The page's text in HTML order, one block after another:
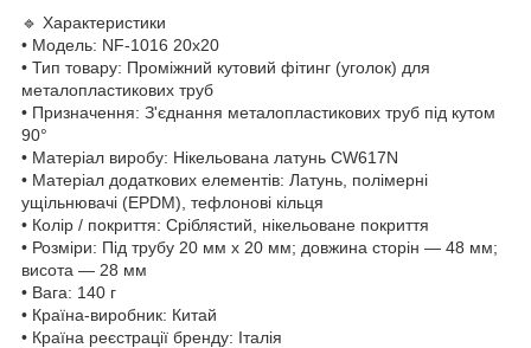
🔹 Характеристики
• Модель: NF-1016 20х20
• Тип товару: Проміжний кутовий фітинг (уголок) для
металопластикових труб
• Призначення: З'єднання металопластикових труб під кутом
90°
• Матеріал виробу: Нікельована латунь CW617N
• Матеріал додаткових елементів: Латунь, полімерні
ущільнювачі (EPDM), тефлонові кільця
• Колір / покриття: Сріблястий, нікельоване покриття
• Розміри: Під трубу 20 мм х 20 мм; довжина сторін — 48 мм;
висота — 28 мм
• Вага: 140 г
• Країна-виробник: Китай
• Країна реєстрації бренду: Італія